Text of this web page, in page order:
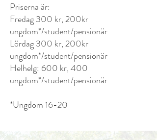
Priserna är:
Fredag 300 kr, 200kr
ungdom*/student/pensionär
Lördag 300 kr, 200kr
ungdom*/student/pensionär
Helhelg: 600 kr, 400
ungdom*/student/pensionär
*Ungdom 16-20